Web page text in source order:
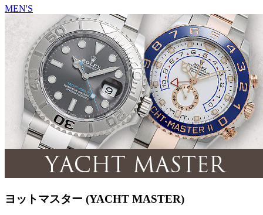
MEN'S
ヨットマスター (YACHT MASTER)